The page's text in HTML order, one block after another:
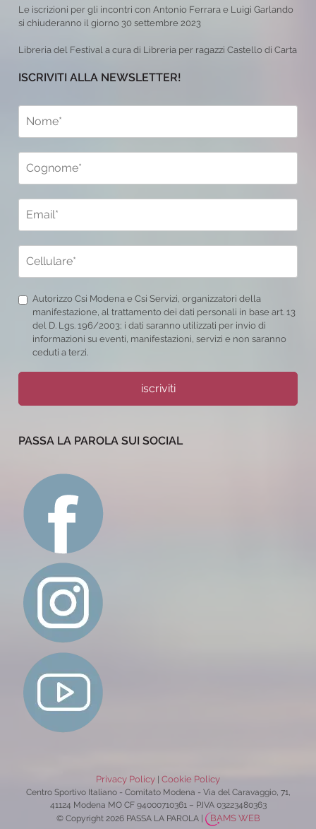
Le iscrizioni per gli incontri con Antonio Ferrara e Luigi Garlando
si chiuderanno il giorno 30 settembre 2023
Libreria del Festival a cura di Libreria per ragazzi Castello di Carta
ISCRIVITI ALLA NEWSLETTER!
Autorizzo Csi Modena e Csi Servizi, organizzatori della
manifestazione, al trattamento dei dati personali in base art. 13
del D. Lgs. 196/2003; i dati saranno utilizzati per invio di
informazioni su eventi, manifestazioni, servizi e non saranno
ceduti a terzi.
iscriviti
PASSA LA PAROLA SUI SOCIAL
Privacy Policy Cookie Policy
Centro Sportivo Italiano - Comitato Modena - Via del Caravaggio, 71,
41124 Modena MO CF 94000710361 – P.IVA 03223480363
© Copyright 2026 PASSA LA PAROLA
BAMS WEB